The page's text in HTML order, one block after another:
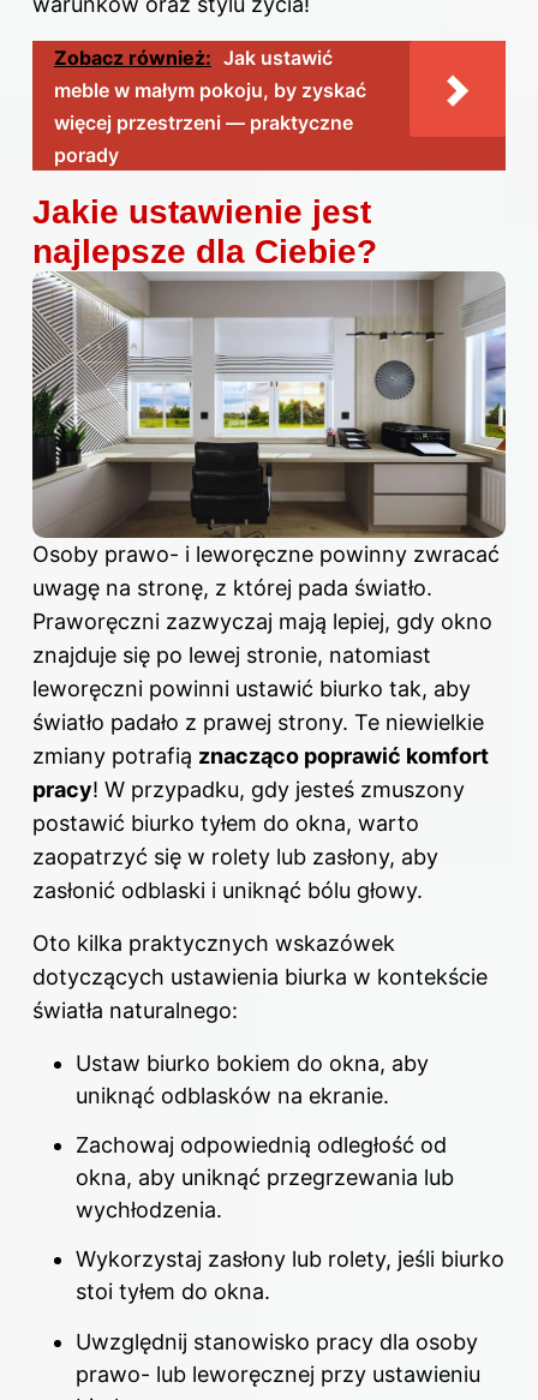
Zobacz również: Jak ustawić
meble w małym pokoju, by zyskać
więcej przestrzeni — praktyczne
porady
Jakie ustawienie jest
najlepsze dla Ciebie?
Osoby prawo- i leworęczne powinny zwracać
uwagę na stronę, z której pada światło.
Praworęczni zazwyczaj mają lepiej, gdy okno
znajduje się po lewej stronie, natomiast
leworęczni powinni ustawić biurko tak, aby
światło padało z prawej strony. Te niewielkie
zmiany potrafią znacząco poprawić komfort
pracy! W przypadku, gdy jesteś zmuszony
postawić biurko tyłem do okna, warto
zaopatrzyć się w rolety lub zasłony, aby
zasłonić odblaski i uniknąć bólu głowy.
Oto kilka praktycznych wskazówek
dotyczących ustawienia biurka w kontekście
światła naturalnego:
Ustaw biurko bokiem do okna, aby
uniknąć odblasków na ekranie.
Zachowaj odpowiednią odległość od
okna, aby uniknąć przegrzewania lub
wychłodzenia.
Wykorzystaj zasłony lub rolety, jeśli biurko
stoi tyłem do okna.
Uwzględnij stanowisko pracy dla osoby
prawo- lub leworęcznej przy ustawieniu